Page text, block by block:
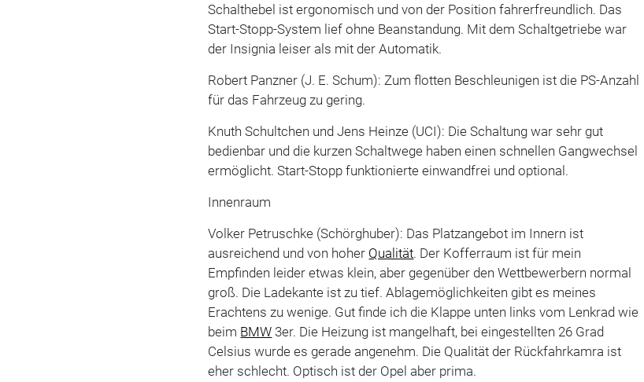
Schalthebel ist ergonomisch und von der Position fahrerfreundlich. Das
Start-Stopp-System lief ohne Beanstandung. Mit dem Schaltgetriebe war
der Insignia leiser als mit der Automatik.
Robert Panzner (J. E. Schum): Zum flotten Beschleunigen ist die PS-Anzahl
für das Fahrzeug zu gering.
Knuth Schultchen und Jens Heinze (UCI): Die Schaltung war sehr gut
bedienbar und die kurzen Schaltwege haben einen schnellen Gangwechsel
ermöglicht. Start-Stopp funktionierte einwandfrei und optional.
Innenraum
Volker Petruschke (Schörghuber): Das Platzangebot im Innern ist
ausreichend und von hoher Qualität. Der Kofferraum ist für mein
Empfinden leider etwas klein, aber gegenüber den Wettbewerbern normal
groß. Die Ladekante ist zu tief. Ablagemöglichkeiten gibt es meines
Erachtens zu wenige. Gut finde ich die Klappe unten links vom Lenkrad wie
beim BMW 3er. Die Heizung ist mangelhaft, bei eingestellten 26 Grad
Celsius wurde es gerade angenehm. Die Qualität der Rückfahrkamra ist
eher schlecht. Optisch ist der Opel aber prima.